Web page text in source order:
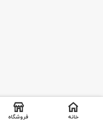
خانه فروشگاه